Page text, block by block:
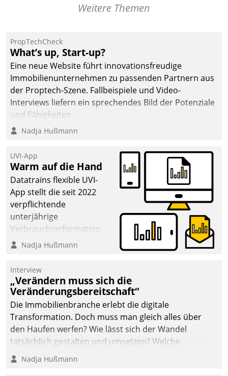
profitieren: Die nahtlose
Datatrain ermöglicht
automatisiert ausgelöste,
zielgerichtete
Mieterbefragungen – eine
starke Grundlage für
intelligente,
Entscheidungen.
Weitere Themen
PropTechCheck
What’s up, Start-up?
Eine neue Website führt innovationsfreudige
Immobilienunternehmen zu passenden Partnern aus
der Proptech-Szene. Fallbeispiele und Video-
Interviews liefern ein sprechendes Bild der Potenziale
und Fähigkeiten.
Nadja Hußmann
UVI-App
Warm auf die Hand
Datatrains flexible UVI-
App stellt die seit 2022
verpflichtende
unterjährige
Verbrauchsinformation
schnell, zuverlässig und
Die monatlichen
Mitteilungen zum
Heizungs- und
Wasserverbrauch gehen
automatisiert, vollständig
und auf Wunsch über
mehrere zuvor
Kommunikationswege bei
Nadja Hußmann
Interview
„Verändern muss sich die
Veränderungsbereitschaft“
Die Immobilienbranche erlebt die digitale
Transformation. Doch muss man gleich alles über
den Haufen werfen? Wie lässt sich der Wandel
tatsächlich gestalten und umsetzen? Welche
Argumente zählen wirklich?
Nadja Hußmann